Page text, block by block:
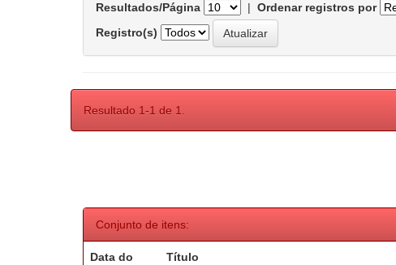
Resultados/Página | Ordenar registros por
Registro(s)
Resultado 1-1 de 1.
Conjunto de itens:
Data do Título